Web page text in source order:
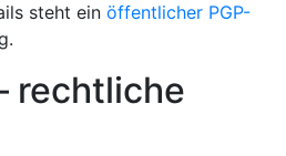
steht ein öffentlicher PGP-
rechtliche